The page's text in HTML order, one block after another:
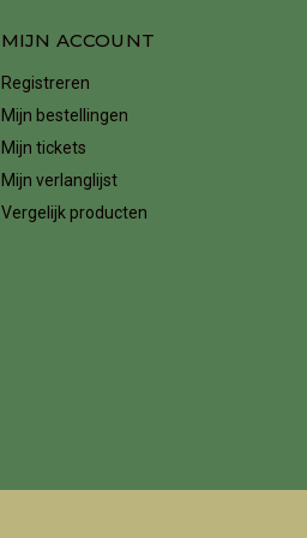
MIJN ACCOUNT
Registreren
Mijn bestellingen
Mijn tickets
Mijn verlanglijst
Vergelijk producten